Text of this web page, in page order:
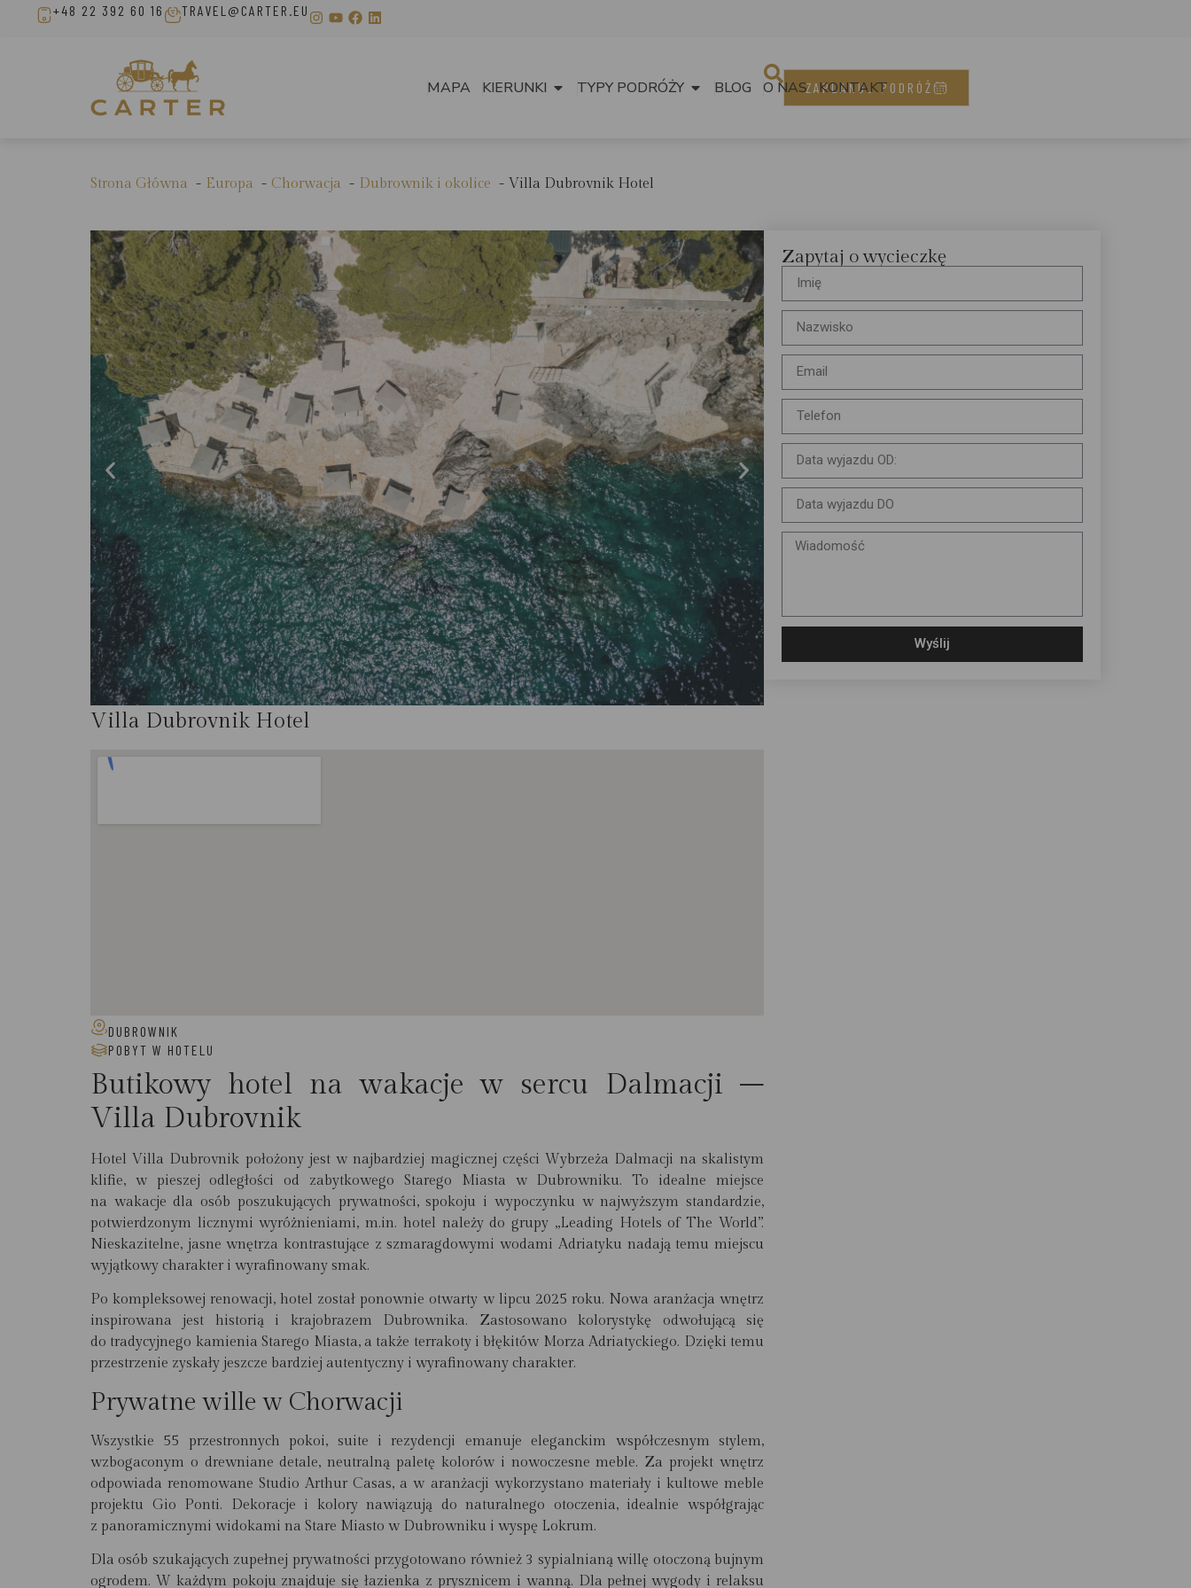
+48 22 392 60 16 TRAVEL@CARTER.EU
MAPA KIERUNKI TYPY PODRÓŻY BLOG O NAS KONTAKT
ZAPLANUJ PODRÓŻ
Strona Główna Europa Chorwacja Dubrownik i okolice Villa Dubrovnik Hotel
Villa Dubrovnik Hotel
DUBROWNIK
POBYT W HOTELU
Butikowy hotel na wakacje w sercu Dalmacji –
Villa Dubrovnik
Hotel Villa Dubrovnik położony jest w najbardziej magicznej części Wybrzeża Dalmacji na skalistym
klifie, w pieszej odległości od zabytkowego Starego Miasta w Dubrowniku. To idealne miejsce
na wakacje dla osób poszukujących prywatności, spokoju i wypoczynku w najwyższym standardzie,
potwierdzonym licznymi wyróżnieniami, m.in. hotel należy do grupy „Leading Hotels of The World”.
Nieskazitelne, jasne wnętrza kontrastujące z szmaragdowymi wodami Adriatyku nadają temu miejscu
wyjątkowy charakter i wyrafinowany smak.
Po kompleksowej renowacji, hotel został ponownie otwarty w lipcu 2025 roku. Nowa aranżacja wnętrz
inspirowana jest historią i krajobrazem Dubrownika. Zastosowano kolorystykę odwołującą się
do tradycyjnego kamienia Starego Miasta, a także terrakoty i błękitów Morza Adriatyckiego. Dzięki temu
przestrzenie zyskały jeszcze bardziej autentyczny i wyrafinowany charakter.
Prywatne wille w Chorwacji
Wszystkie 55 przestronnych pokoi, suite i rezydencji emanuje eleganckim współczesnym stylem,
wzbogaconym o drewniane detale, neutralną paletę kolorów i nowoczesne meble. Za projekt wnętrz
odpowiada renomowane Studio Arthur Casas, a w aranżacji wykorzystano materiały i kultowe meble
projektu Gio Ponti. Dekoracje i kolory nawiązują do naturalnego otoczenia, idealnie współgrając
z panoramicznymi widokami na Stare Miasto w Dubrowniku i wyspę Lokrum.
Dla osób szukających zupełnej prywatności przygotowano również 3 sypialnianą willę otoczoną bujnym
ogrodem. W każdym pokoju znajduje się łazienka z prysznicem i wanną. Dla pełnej wygody i relaksu
Zapytaj o wycieczkę
Wyślij